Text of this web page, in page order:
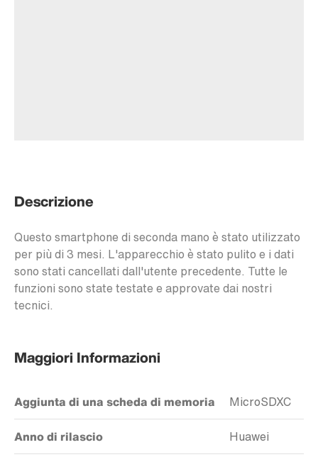
Descrizione
Questo smartphone di seconda mano è stato utilizzato
per più di 3 mesi. L'apparecchio è stato pulito e i dati
sono stati cancellati dall'utente precedente. Tutte le
funzioni sono state testate e approvate dai nostri
tecnici.
Maggiori Informazioni
Aggiunta di una scheda di memoria MicroSDXC
Anno di rilascio Huawei